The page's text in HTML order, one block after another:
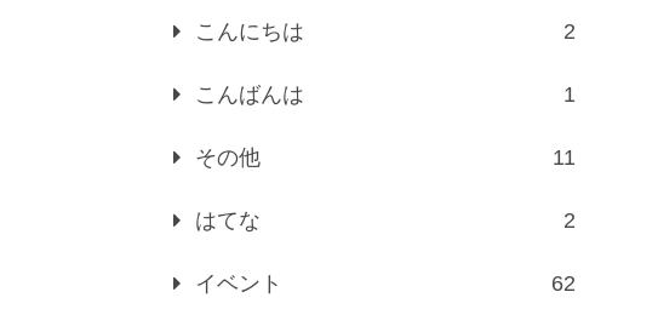
こんにちは 2
こんばんは 1
その他 11
はてな 2
イベント 62